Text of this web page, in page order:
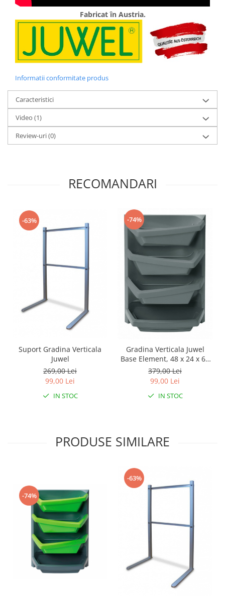
Fabricat în Austria.
Informatii conformitate produs
Caracteristici
Video (1)
Review-uri(0)
RECOMANDARI
-63%
Suport Gradina Verticala
Juwel
269,00 Lei
99,00 Lei
IN STOC
-74%
Gradina Verticala Juwel
Base Element, 48 x 24 x 64
cm - Gri
379,00 Lei
99,00 Lei
IN STOC
PRODUSE SIMILARE
-74%
-63%